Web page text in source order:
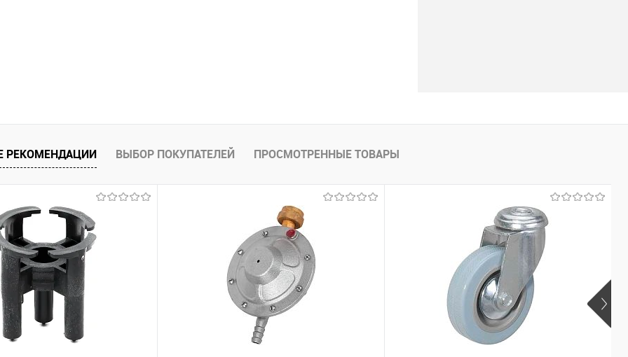
РЕКОМЕНДАЦИИ ВЫБОР ПОКУПАТЕЛЕЙ ПРОСМОТРЕННЫЕ ТОВАРЫ